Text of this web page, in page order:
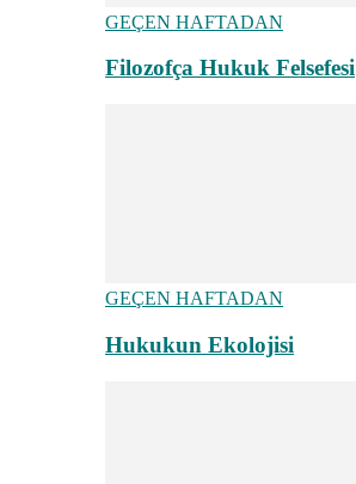
GEÇEN HAFTADAN
Filozofça Hukuk Felsefesi
GEÇEN HAFTADAN
Hukukun Ekolojisi